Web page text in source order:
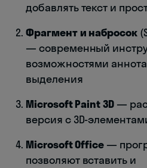
добавлять текст и
Фрагмент и набросок
— современный
возможностями
выделения
Microsoft Paint 3D —
версия с 3D-
Microsoft Office —
позволяют вставить и